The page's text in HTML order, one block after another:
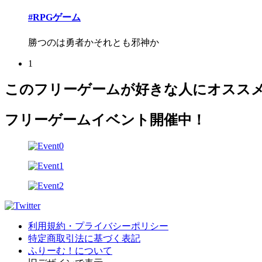
#RPGゲーム
勝つのは勇者かそれとも邪神か
1
このフリーゲームが好きな人にオスス
フリーゲームイベント開催中！
利用規約・プライバシーポリシー
特定商取引法に基づく表記
ふりーむ！について